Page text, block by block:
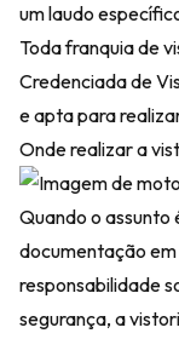
um laudo
Toda franquia de
Credenciada de
e apta para
Onde realizar a
Quando o assunto
documentação
responsabilidade
segurança, a